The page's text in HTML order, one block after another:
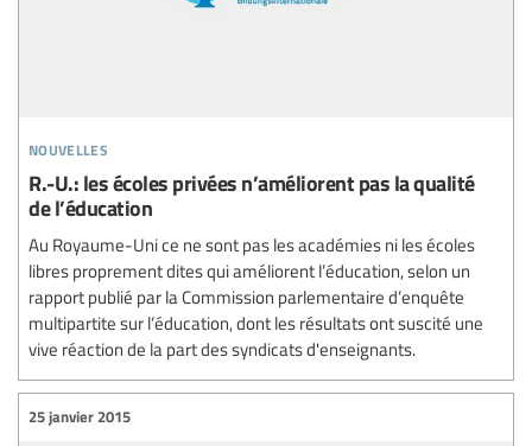
nouvelles
R.-U.: les écoles privées n’améliorent pas la qualité
de l’éducation
Au Royaume-Uni ce ne sont pas les académies ni les écoles
libres proprement dites qui améliorent l’éducation, selon un
rapport publié par la Commission parlementaire d’enquête
multipartite sur l’éducation, dont les résultats ont suscité une
vive réaction de la part des syndicats d'enseignants.
25 janvier 2015